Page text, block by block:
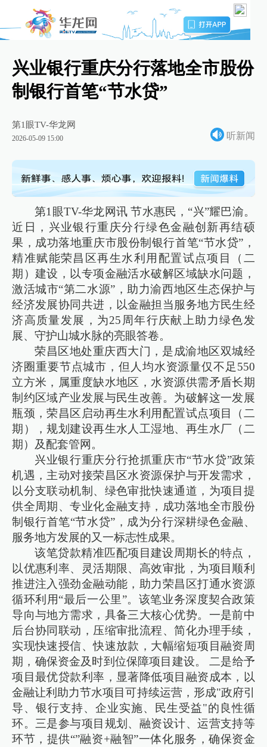
兴业银行重庆分行落地全市股份
制银行首笔“节水贷”
第1眼TV-华龙网
2026-05-09 15:00 听新闻
第1眼TV-华龙网讯 节水惠民，“兴”耀巴渝。
近日，兴业银行重庆分行绿色金融创新再结硕
果，成功落地重庆市股份制银行首笔“节水贷”，
精准赋能荣昌区再生水利用配置试点项目（二
期）建设，以专项金融活水破解区域缺水问题，
激活城市“第二水源”，助力渝西地区生态保护与
经济发展协同共进，以金融担当服务地方民生经
济高质量发展，为25周年行庆献上助力绿色发
展、守护山城水脉的亮眼答卷。
荣昌区地处重庆西大门，是成渝地区双城经
济圈重要节点城市，但人均水资源量仅不足550
立方米，属重度缺水地区，水资源供需矛盾长期
制约区域产业发展与民生改善。为破解这一发展
瓶颈，荣昌区启动再生水利用配置试点项目（二
期），规划建设再生水人工湿地、再生水厂（二
期）及配套管网。
兴业银行重庆分行抢抓重庆市“节水贷”政策
机遇，主动对接荣昌区水资源保护与开发需求，
以分支联动机制、绿色审批快速通道，为项目提
供全周期、专业化金融支持，成功落地全市股份
制银行首笔“节水贷”，成为分行深耕绿色金融、
服务地方发展的又一标志性成果。
该笔贷款精准匹配项目建设周期长的特点，
以优惠利率、灵活期限、高效审批，为项目顺利
推进注入强劲金融动能，助力荣昌区打通水资源
循环利用“最后一公里”。该笔业务深度契合政策
导向与地方需求，具备三大核心优势。一是前中
后台协同联动，压缩审批流程、简化办理手续，
实现快速授信、快速放款，大幅缩短项目融资周
期，确保资金及时到位保障项目建设。 二是给予
项目最优贷款利率，显著降低项目融资成本，以
金融让利助力节水项目可持续运营，形成"政府引
导、银行支持、企业实施、民生受益"的良性循
环。三是参与项目规划、融资设计、运营支持等
环节，提供“”融资+融智”一体化服务，确保资金